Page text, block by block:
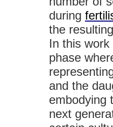
during
the
In this
phase
and the
embodying
next